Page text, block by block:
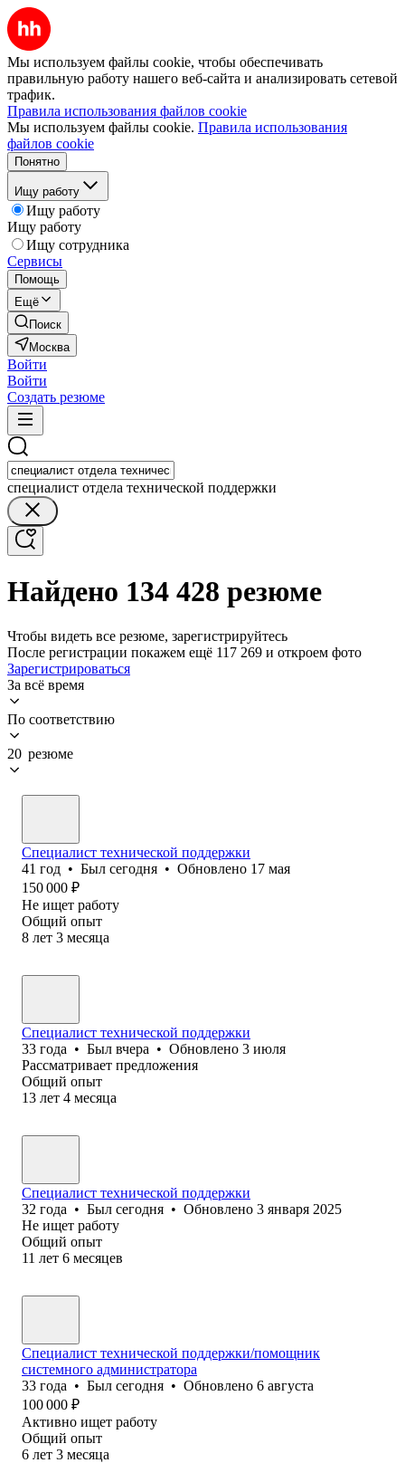
Мы используем файлы cookie, чтобы обеспечивать
правильную работу нашего веб-сайта и анализировать сетевой
трафик.
Правила использования файлов cookie
Мы используем файлы cookie. Правила использования
файлов cookie
Понятно
Ищу работу
Ищу работу
Ищу работу
Ищу сотрудника
Сервисы
Помощь
Ещё
Поиск
Москва
Войти
Войти
Создать резюме
специалист отдела технической поддержки
Найдено 134 428 резюме
Чтобы видеть все резюме, зарегистрируйтесь
После регистрации покажем ещё 117 269 и откроем фото
Зарегистрироваться
За всё время
По соответствию
20 резюме
Специалист технической поддержки
41 год • Был сегодня • Обновлено 17 мая
150 000 ₽
Не ищет работу
Общий опыт
8 лет 3 месяца
Специалист технической поддержки
33 года • Был вчера • Обновлено 3 июля
Рассматривает предложения
Общий опыт
13 лет 4 месяца
Специалист технической поддержки
32 года • Был сегодня • Обновлено 3 января 2025
Не ищет работу
Общий опыт
11 лет 6 месяцев
Специалист технической поддержки/помощник
системного администратора
33 года • Был сегодня • Обновлено 6 августа
100 000 ₽
Активно ищет работу
Общий опыт
6 лет 3 месяца